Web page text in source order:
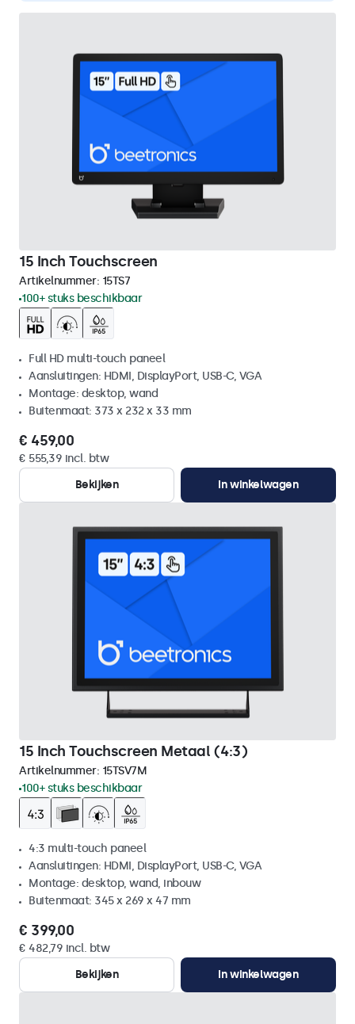
15 Inch Touchscreen
Artikelnummer: 15TS7
100+ stuks beschikbaar
Full HD multi-touch paneel
Aansluitingen: HDMI, DisplayPort, USB-C, VGA
Montage: desktop, wand
Buitenmaat: 373 x 232 x 33 mm
€ 459,00
€ 555,39 incl. btw
Bekijken
In winkelwagen
15 Inch Touchscreen Metaal (4:3)
Artikelnummer: 15TSV7M
100+ stuks beschikbaar
4:3 multi-touch paneel
Aansluitingen: HDMI, DisplayPort, USB-C, VGA
Montage: desktop, wand, inbouw
Buitenmaat: 345 x 269 x 47 mm
€ 399,00
€ 482,79 incl. btw
Bekijken
In winkelwagen